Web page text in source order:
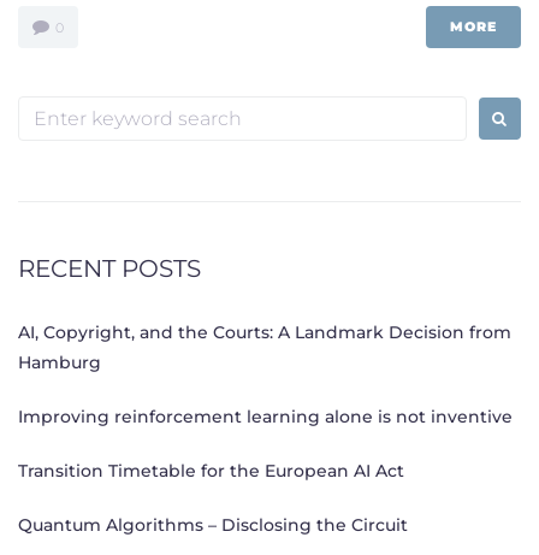
0 MORE
Search
RECENT POSTS
AI, Copyright, and the Courts: A Landmark Decision from
Hamburg
Improving reinforcement learning alone is not inventive
Transition Timetable for the European AI Act
Quantum Algorithms – Disclosing the Circuit